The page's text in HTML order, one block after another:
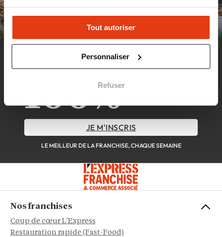
Tout autoriser
Personnaliser
Refuser
DÉCOUVREZ LA NEWSLETTER
100%
JE M'INSCRIS
LE MEILLEUR DE LA FRANCHISE, CHAQUE SEMAINE
Nos franchises
Coup de cœur L'Express
Restauration rapide (Fast-Food)